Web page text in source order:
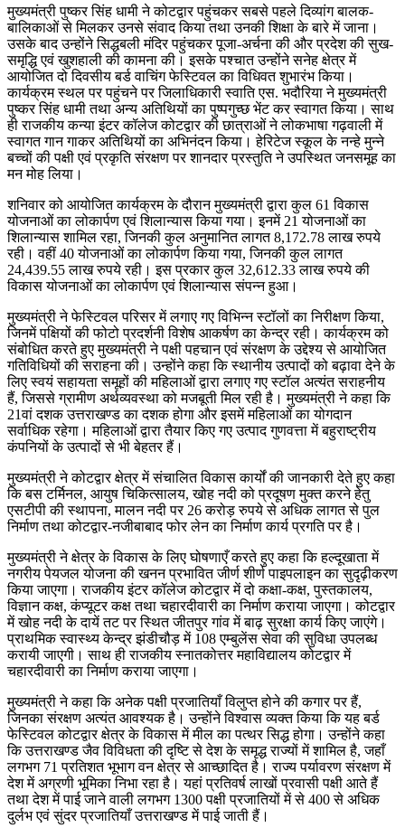
मुख्यमंत्री पुष्कर सिंह धामी ने कोटद्वार पहुंचकर सबसे पहले दिव्यांग बालक-
बालिकाओं से मिलकर उनसे संवाद किया तथा उनकी शिक्षा के बारे में जाना।
उसके बाद उन्होंने सिद्धबली मंदिर पहुंचकर पूजा-अर्चना की और प्रदेश की सुख-
समृद्धि एवं खुशहाली की कामना की। इसके पश्चात उन्होंने सनेह क्षेत्र में
आयोजित दो दिवसीय बर्ड वाचिंग फेस्टिवल का विधिवत शुभारंभ किया।
कार्यक्रम स्थल पर पहुंचने पर जिलाधिकारी स्वाति एस. भदौरिया ने मुख्यमंत्री
पुष्कर सिंह धामी तथा अन्य अतिथियों का पुष्पगुच्छ भेंट कर स्वागत किया। साथ
ही राजकीय कन्या इंटर कॉलेज कोटद्वार की छात्राओं ने लोकभाषा गढ़वाली में
स्वागत गान गाकर अतिथियों का अभिनंदन किया। हेरिटेज स्कूल के नन्हे मुन्ने
बच्चों की पक्षी एवं प्रकृति संरक्षण पर शानदार प्रस्तुति ने उपस्थित जनसमूह का
मन मोह लिया।
शनिवार को आयोजित कार्यक्रम के दौरान मुख्यमंत्री द्वारा कुल 61 विकास
योजनाओं का लोकार्पण एवं शिलान्यास किया गया। इनमें 21 योजनाओं का
शिलान्यास शामिल रहा, जिनकी कुल अनुमानित लागत 8,172.78 लाख रुपये
रही। वहीं 40 योजनाओं का लोकार्पण किया गया, जिनकी कुल लागत
24,439.55 लाख रुपये रही। इस प्रकार कुल 32,612.33 लाख रुपये की
विकास योजनाओं का लोकार्पण एवं शिलान्यास संपन्न हुआ।
मुख्यमंत्री ने फेस्टिवल परिसर में लगाए गए विभिन्न स्टॉलों का निरीक्षण किया,
जिनमें पक्षियों की फोटो प्रदर्शनी विशेष आकर्षण का केन्द्र रही। कार्यक्रम को
संबोधित करते हुए मुख्यमंत्री ने पक्षी पहचान एवं संरक्षण के उद्देश्य से आयोजित
गतिविधियों की सराहना की। उन्होंने कहा कि स्थानीय उत्पादों को बढ़ावा देने के
लिए स्वयं सहायता समूहों की महिलाओं द्वारा लगाए गए स्टॉल अत्यंत सराहनीय
हैं, जिससे ग्रामीण अर्थव्यवस्था को मजबूती मिल रही है। मुख्यमंत्री ने कहा कि
21वां दशक उत्तराखण्ड का दशक होगा और इसमें महिलाओं का योगदान
सर्वाधिक रहेगा। महिलाओं द्वारा तैयार किए गए उत्पाद गुणवत्ता में बहुराष्ट्रीय
कंपनियों के उत्पादों से भी बेहतर हैं।
मुख्यमंत्री ने कोटद्वार क्षेत्र में संचालित विकास कार्यों की जानकारी देते हुए कहा
कि बस टर्मिनल, आयुष चिकित्सालय, खोह नदी को प्रदूषण मुक्त करने हेतु
एसटीपी की स्थापना, मालन नदी पर 26 करोड़ रुपये से अधिक लागत से पुल
निर्माण तथा कोटद्वार-नजीबाबाद फोर लेन का निर्माण कार्य प्रगति पर है।
मुख्यमंत्री ने क्षेत्र के विकास के लिए घोषणाएँ करते हुए कहा कि हल्दूखाता में
नगरीय पेयजल योजना की खनन प्रभावित जीर्ण शीर्ण पाइपलाइन का सुदृढ़ीकरण
किया जाएगा। राजकीय इंटर कॉलेज कोटद्वार में दो कक्षा-कक्ष, पुस्तकालय,
विज्ञान कक्ष, कंप्यूटर कक्ष तथा चहारदीवारी का निर्माण कराया जाएगा। कोटद्वार
में खोह नदी के दायें तट पर स्थित जीतपुर गांव में बाढ़ सुरक्षा कार्य किए जाएंगे।
प्राथमिक स्वास्थ्य केन्द्र झंडीचौड़ में 108 एम्बुलेंस सेवा की सुविधा उपलब्ध
करायी जाएगी। साथ ही राजकीय स्नातकोत्तर महाविद्यालय कोटद्वार में
चहारदीवारी का निर्माण कराया जाएगा।
मुख्यमंत्री ने कहा कि अनेक पक्षी प्रजातियाँ विलुप्त होने की कगार पर हैं,
जिनका संरक्षण अत्यंत आवश्यक है। उन्होंने विश्वास व्यक्त किया कि यह बर्ड
फेस्टिवल कोटद्वार क्षेत्र के विकास में मील का पत्थर सिद्ध होगा। उन्होंने कहा
कि उत्तराखण्ड जैव विविधता की दृष्टि से देश के समृद्ध राज्यों में शामिल है, जहाँ
लगभग 71 प्रतिशत भूभाग वन क्षेत्र से आच्छादित है। राज्य पर्यावरण संरक्षण में
देश में अग्रणी भूमिका निभा रहा है। यहां प्रतिवर्ष लाखों प्रवासी पक्षी आते हैं
तथा देश में पाई जाने वाली लगभग 1300 पक्षी प्रजातियों में से 400 से अधिक
दुर्लभ एवं सुंदर प्रजातियाँ उत्तराखण्ड में पाई जाती हैं।